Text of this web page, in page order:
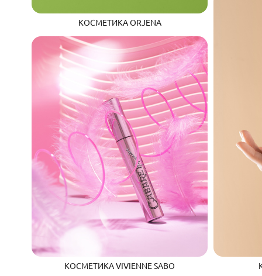
КОСМЕТИКА ORJENA
КОСМЕТИКА VIVIENNE SABO